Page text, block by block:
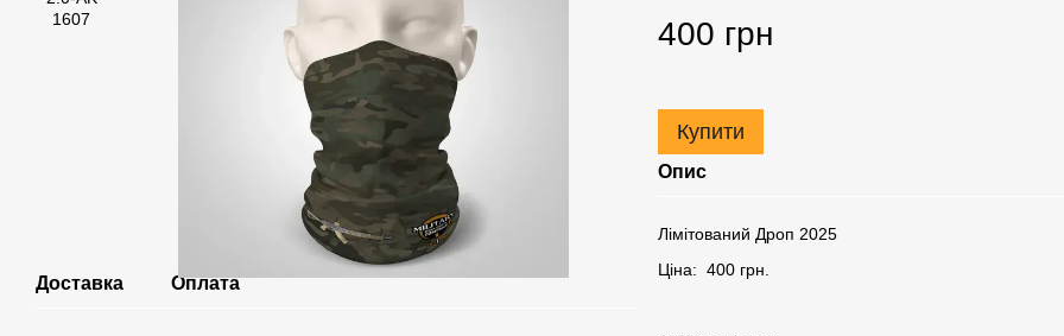
Доставка Оплата
400 грн
Купити
Опис
Лімітований Дроп 2025
Ціна: 400 грн.